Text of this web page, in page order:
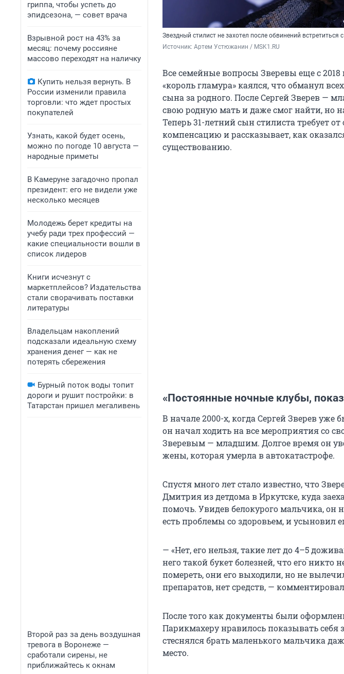
гриппа, чтобы успеть до
эпидсезона, — совет врача
Взрывной рост на 43% за
месяц: почему россияне
массово переходят на наличку
Купить нельзя вернуть. В
России изменили правила
торговли: что ждет простых
покупателей
Узнать, какой будет осень,
можно по погоде 10 августа —
народные приметы
В Камеруне загадочно пропал
президент: его не видели уже
несколько месяцев
Молодежь берет кредиты на
учебу ради трех профессий —
какие специальности вошли в
список лидеров
Книги исчезнут с
маркетплейсов? Издательства
стали сворачивать поставки
литературы
Владельцам накоплений
подсказали идеальную схему
хранения денег — как не
потерять сбережения
Бурный поток воды топит
дороги и рушит постройки: в
Татарстан пришел мегаливень
Второй раз за день воздушная
тревога в Воронеже —
сработали сирены, не
приближайтесь к окнам
Звездный стилист не захотел после обвинений встретиться
Источник: Артем Устюжанин / MSK1.RU
Все семейные вопросы Зверевы еще с
«король гламура» каялся, что обманул
сына за родного. После Сергей Зверев —
свою родную мать и даже смог найти, но
Теперь 31-летний сын стилиста требует
компенсацию и рассказывает, как
существованию.
«Постоянные ночные клубы,
В начале 2000-х, когда Сергей Зверев уже
он начал ходить на все мероприятия со
Зверевым — младшим. Долгое время он
жены, которая умерла в автокатастрофе.
Спустя много лет стало известно, что
Дмитрия из детдома в Иркутске, куда
помочь. Увидев белокурого мальчика, он
есть проблемы со здоровьем, и усыновил
— «Нет, его нельзя, такие лет до 4–5
него такой букет болезней, что его никто
помереть, они его выходили, но не
препаратов, нет средств, —
После того как документы были
Парикмахеру нравилось показывать
стеснялся брать маленького мальчика
место.